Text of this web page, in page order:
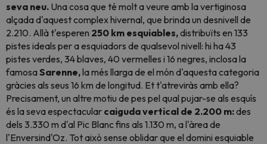
seva neu. Una cosa que té molt a veure amb la vertiginosa
alçada d'aquest complex hivernal, que brinda un desnivell de
2.210. Allà t'esperen 250 km esquiables,distribuïts en 133
pistes ideals per a esquiadors de qualsevol nivell: hi ha 43
pistes verdes, 34 blaves, 40 vermelles i 16 negres, inclosa la
famosaSarenne,la més llarga de el món d'aquesta categoria
gràcies als seus 16 km de longitud. Et t'atreviràs amb ella?
Precisament, un altre motiu de pes pel qual pujar-se als esquís
és la seva espectacular caiguda vertical de 2.200 m:des
dels 3.330 m d'al Pic Blanc fins als 1.130 m, a l'àrea de
l'Enversind'Oz. Tot això sense oblidar que el domini esquiable